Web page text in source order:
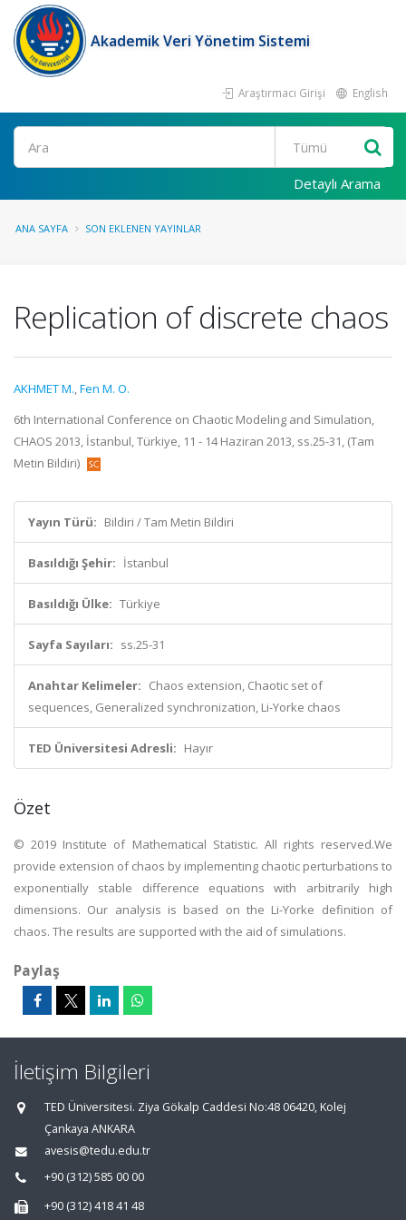
Akademik Veri Yönetim Sistemi
Araştırmacı Girişi English
Ara
Detaylı Arama
ANA SAYFA SON EKLENEN YAYINLAR
Replication of discrete chaos
AKHMET M.,Fen M. O.
6th International Conference on Chaotic Modeling and Simulation,
CHAOS 2013, İstanbul, Türkiye, 11 - 14 Haziran 2013, ss.25-31, (Tam
Metin Bildiri)
Yayın Türü: Bildiri / Tam Metin Bildiri
Basıldığı Şehir: İstanbul
Basıldığı Ülke: Türkiye
Sayfa Sayıları: ss.25-31
Anahtar Kelimeler: Chaos extension, Chaotic set of
sequences, Generalized synchronization, Li-Yorke chaos
TED Üniversitesi Adresli: Hayır
Özet
© 2019 Institute of Mathematical Statistic. All rights reserved.We
provide extension of chaos by implementing chaotic perturbations to
exponentially stable difference equations with arbitrarily high
dimensions. Our analysis is based on the Li-Yorke definition of
chaos. The results are supported with the aid of simulations.
Paylaş
İletişim Bilgileri
TED Üniversitesi. Ziya Gökalp Caddesi No:48 06420, Kolej
Çankaya ANKARA
avesis@tedu.edu.tr
+90 (312) 585 00 00
+90 (312) 418 41 48